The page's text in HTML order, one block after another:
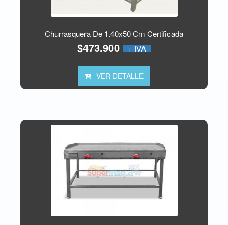
Churrasquera De 1.40x50 Cm Certificada
$473.900 + IVA
VER DETALLE